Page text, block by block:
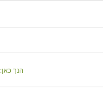
הנך כאן: